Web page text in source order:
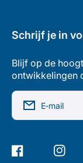
Schrijf je in
Blijf op de
ontwikkelingen
E‑mail
Facebook